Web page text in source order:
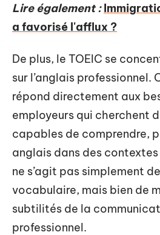
Lire également :
a favorisé l'afflux ?
De plus, le TOEIC se
sur l’anglais
répond directement aux
employeurs qui cherchent
capables de comprendre,
anglais dans des
ne s’agit pas simplement
vocabulaire, mais bien de
subtilités de la
professionnel.